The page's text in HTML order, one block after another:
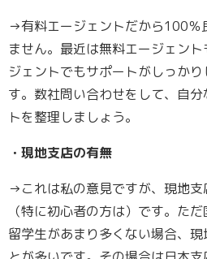
→有料エージェントだから100％
ません。最近は無料エージェン
ジェントでもサポートがしっか
す。数社問い合わせをして、自
トを整理しましょう。
・現地支店の有無
→これは私の意見ですが、現地
（特に初心者の方は）です。た
留学生があまり多くない場合、